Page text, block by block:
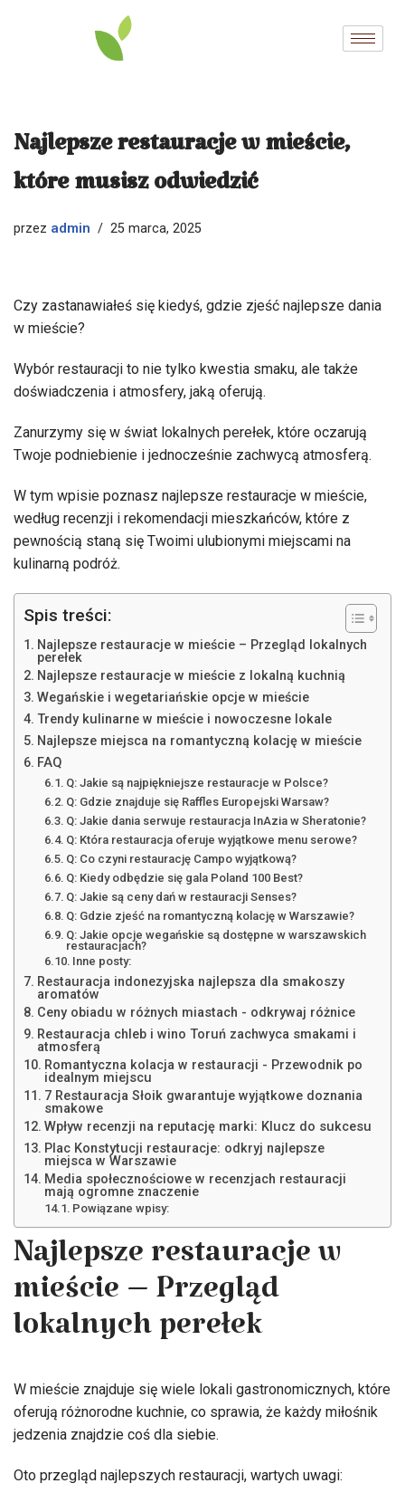
Najlepsze restauracje w mieście,
które musisz odwiedzić
przez admin 25 marca, 2025
Czy zastanawiałeś się kiedyś, gdzie zjeść najlepsze dania
w mieście?
Wybór restauracji to nie tylko kwestia smaku, ale także
doświadczenia i atmosfery, jaką oferują.
Zanurzymy się w świat lokalnych perełek, które oczarują
Twoje podniebienie i jednocześnie zachwycą atmosferą.
W tym wpisie poznasz najlepsze restauracje w mieście,
według recenzji i rekomendacji mieszkańców, które z
pewnością staną się Twoimi ulubionymi miejscami na
kulinarną podróż.
Spis treści:
Najlepsze restauracje w mieście – Przegląd lokalnych
perełek
Najlepsze restauracje w mieście z lokalną kuchnią
Wegańskie i wegetariańskie opcje w mieście
Trendy kulinarne w mieście i nowoczesne lokale
Najlepsze miejsca na romantyczną kolację w mieście
FAQ
Q: Jakie są najpiękniejsze restauracje w Polsce?
Q: Gdzie znajduje się Raffles Europejski Warsaw?
Q: Jakie dania serwuje restauracja InAzia w Sheratonie?
Q: Która restauracja oferuje wyjątkowe menu serowe?
Q: Co czyni restaurację Campo wyjątkową?
Q: Kiedy odbędzie się gala Poland 100 Best?
Q: Jakie są ceny dań w restauracji Senses?
Q: Gdzie zjeść na romantyczną kolację w Warszawie?
Q: Jakie opcje wegańskie są dostępne w warszawskich
restauracjach?
Inne posty:
Restauracja indonezyjska najlepsza dla smakoszy
aromatów
Ceny obiadu w różnych miastach - odkrywaj różnice
Restauracja chleb i wino Toruń zachwyca smakami i
atmosferą
Romantyczna kolacja w restauracji - Przewodnik po
idealnym miejscu
7 Restauracja Słoik gwarantuje wyjątkowe doznania
smakowe
Wpływ recenzji na reputację marki: Klucz do sukcesu
Plac Konstytucji restauracje: odkryj najlepsze
miejsca w Warszawie
Media społecznościowe w recenzjach restauracji
mają ogromne znaczenie
Powiązane wpisy:
Najlepsze restauracje w
mieście – Przegląd
lokalnych perełek
W mieście znajduje się wiele lokali gastronomicznych, które
oferują różnorodne kuchnie, co sprawia, że każdy miłośnik
jedzenia znajdzie coś dla siebie.
Oto przegląd najlepszych restauracji, wartych uwagi: